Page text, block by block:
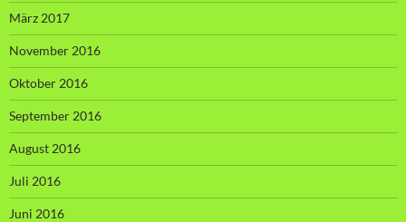
März 2017
November 2016
Oktober 2016
September 2016
August 2016
Juli 2016
Juni 2016